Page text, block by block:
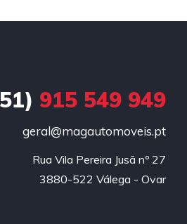
915 549 949
geral@magautomoveis.pt
Rua Vila Pereira Jusã nº 27
3880-522 Válega - Ovar